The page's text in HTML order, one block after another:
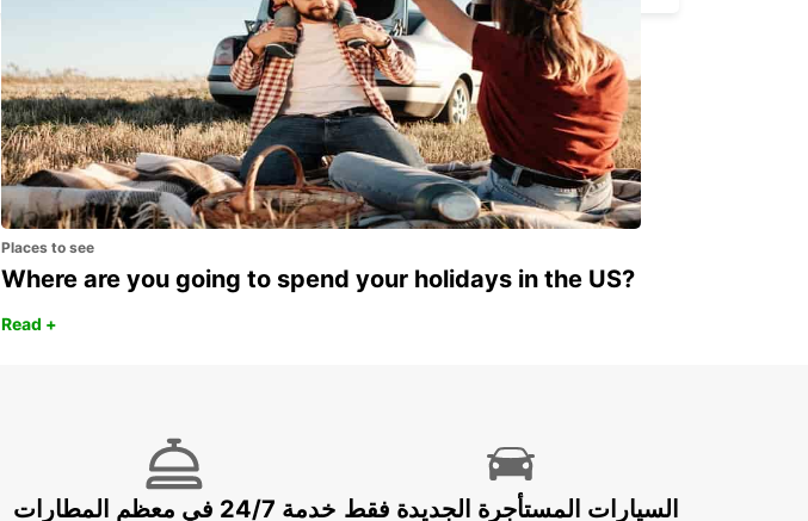
Places to see
Where are you going to spend your holidays in the US?
Read +
خدمة 24/7 في معظم المطارات
السيارات المستأجرة الجديدة فقط